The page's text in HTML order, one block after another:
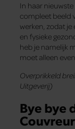
In haar
compleet beeld
werken, zodat je
en fysieke
heb je namelijk
moet alleen
Overprikkeld
Uitgeverij)
Bye bye
Couvreur